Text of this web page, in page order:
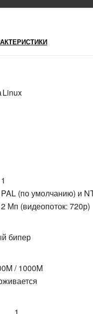
Linux
1
PAL (по умолчанию) и
2 Мп (видеопоток: 720р)
бипер
/ 1000M